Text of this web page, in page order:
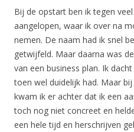
Bij de opstart ben ik tegen
aangelopen, waar ik over na
nemen. De naam had ik snel
getwijfeld. Maar daarna was
van een business plan. Ik
toen wel duidelijk had. Maar
kwam ik er achter dat ik een
toch nog niet concreet en
een hele tijd en herschrijven